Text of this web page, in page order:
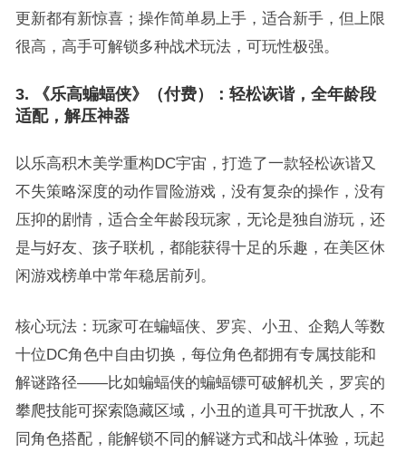
更新都有新惊喜；操作简单易上手，适合新手，但上限
很高，高手可解锁多种战术玩法，可玩性极强。
3. 《乐高蝙蝠侠》（付费）：轻松诙谐，全年龄段
适配，解压神器
以乐高积木美学重构DC宇宙，打造了一款轻松诙谐又
不失策略深度的动作冒险游戏，没有复杂的操作，没有
压抑的剧情，适合全年龄段玩家，无论是独自游玩，还
是与好友、孩子联机，都能获得十足的乐趣，在美区休
闲游戏榜单中常年稳居前列。
核心玩法：玩家可在蝙蝠侠、罗宾、小丑、企鹅人等数
十位DC角色中自由切换，每位角色都拥有专属技能和
解谜路径——比如蝙蝠侠的蝙蝠镖可破解机关，罗宾的
攀爬技能可探索隐藏区域，小丑的道具可干扰敌人，不
同角色搭配，能解锁不同的解谜方式和战斗体验，玩起